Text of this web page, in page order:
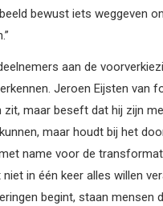
bewust iets weggeven
aan de
Jeroen Eijsten
zit, maar beseft dat hij zijn
maar houdt bij het
name voor de
in één keer alles willen
begint, staan mensen